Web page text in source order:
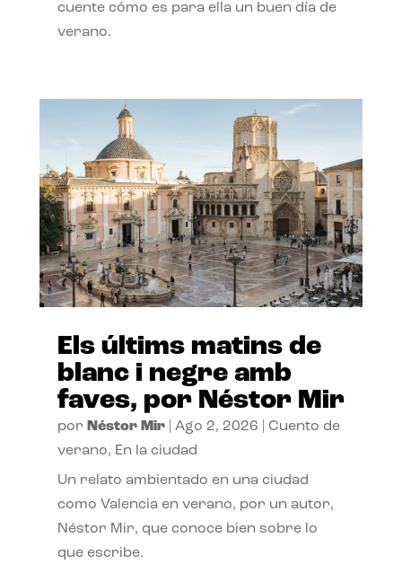
cuente cómo es para ella un buen día de
verano.
Els últims matins de
blanc i negre amb
faves, por Néstor Mir
por Néstor Mir| Ago 2, 2026
Cuento de
verano, En la ciudad
Un relato ambientado en una ciudad
como Valencia en verano, por un autor,
Néstor Mir, que conoce bien sobre lo
que escribe.